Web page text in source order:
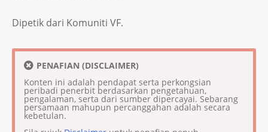
Dipetik dari Komuniti VF.
PENAFIAN (DISCLAIMER)
Konten ini adalah pendapat serta perkongsian
peribadi penerbit berdasarkan pengetahuan,
pengalaman, serta dari sumber dipercayai. Sebarang
persamaan mahupun percanggahan adalah secara
kebetulan.